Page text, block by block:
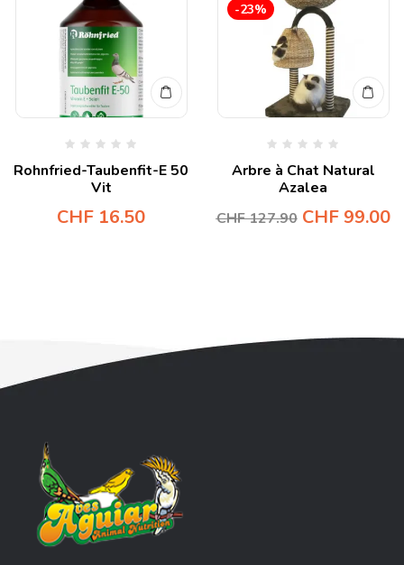
Rohnfried-Taubenfit-E 50
Vit
CHF 16.50
-23%
Arbre à Chat Natural
Azalea
CHF127.90 CHF99.00